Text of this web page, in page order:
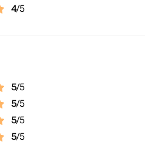
4/5
5/5
5/5
5/5
5/5